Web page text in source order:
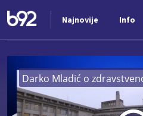
Najnovije Info
Darko Mladić o